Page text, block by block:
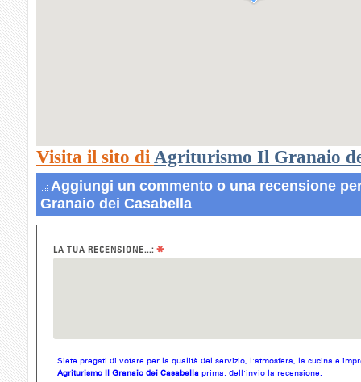
Visita il sito di Agriturismo Il Granaio
Aggiungi un commento o una recensione
Granaio dei Casabella
LA TUA RECENSIONE...: *
Siete pregati di votare per la qualità del servizio, l'atmosfera, la cucina e
Agriturismo Il Granaio dei Casabella prima, dell'invio la recensione.